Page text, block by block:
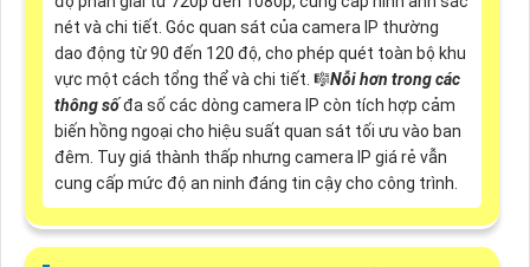
nét và chi tiết. Góc quan sát của camera IP thường
dao động từ 90 đến 120 độ, cho phép quét toàn bộ khu
vực một cách tổng thể và chi tiết. 🎼️Nỗi hơn trong các
thông sốđa số các dòng camera IP còn tích hợp cảm
biến hồng ngoại cho hiệu suất quan sát tối ưu vào ban
đêm. Tuy giá thành thấp nhưng camera IP giá rẻ vẫn
cung cấp mức độ an ninh đáng tin cậy cho công trình.